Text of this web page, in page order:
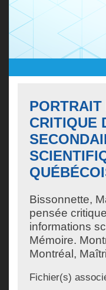
CRITIQUE
Bissonnette,
pensée
informations
Mémoire.
Montréal,
Fichier(s)